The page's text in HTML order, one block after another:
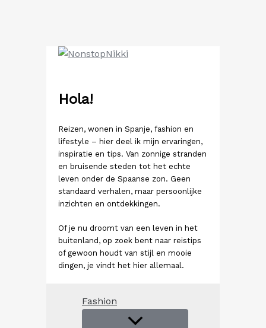
Hola!
Reizen, wonen in Spanje, fashion en
lifestyle – hier deel ik mijn ervaringen,
inspiratie en tips. Van zonnige stranden
en bruisende steden tot het echte
leven onder de Spaanse zon. Geen
standaard verhalen, maar persoonlijke
inzichten en ontdekkingen.
Of je nu droomt van een leven in het
buitenland, op zoek bent naar reistips
of gewoon houdt van stijl en mooie
dingen, je vindt het hier allemaal.
Fashion